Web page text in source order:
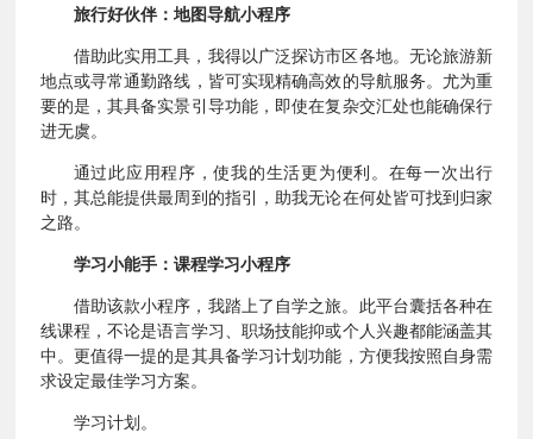
旅行好伙伴：地图导航小程序
借助此实用工具，我得以广泛探访市区各地。无论旅游新
地点或寻常通勤路线，皆可实现精确高效的导航服务。尤为重
要的是，其具备实景引导功能，即使在复杂交汇处也能确保行
进无虞。
通过此应用程序，使我的生活更为便利。在每一次出行
时，其总能提供最周到的指引，助我无论在何处皆可找到归家
之路。
学习小能手：课程学习小程序
借助该款小程序，我踏上了自学之旅。此平台囊括各种在
线课程，不论是语言学习、职场技能抑或个人兴趣都能涵盖其
中。更值得一提的是其具备学习计划功能，方便我按照自身需
求设定最佳学习方案。
学习计划。